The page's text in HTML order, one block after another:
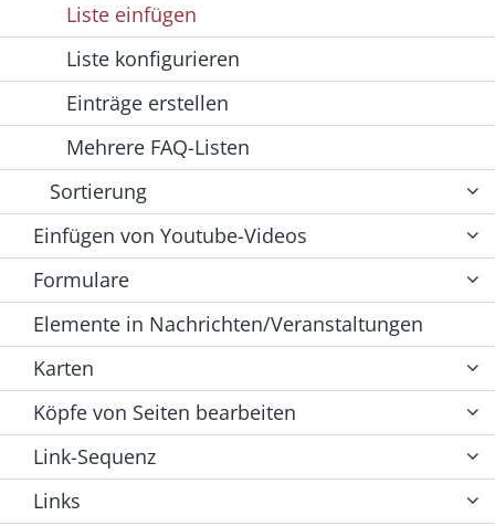
Liste einfügen
Liste konfigurieren
Einträge erstellen
Mehrere FAQ-Listen
Sortierung
Einfügen von Youtube-Videos
Formulare
Elemente in Nachrichten/Veranstaltungen
Karten
Köpfe von Seiten bearbeiten
Link-Sequenz
Links